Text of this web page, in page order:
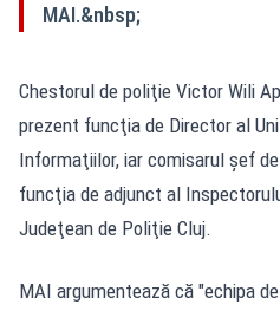
MAI.&nbsp;
Chestorul de poliţie Victor Wili
prezent funcţia de Director al
Informaţiilor, iar comisarul şef
funcţia de adjunct al
Judeţean de Poliţie Cluj.
MAI argumentează că "echipa